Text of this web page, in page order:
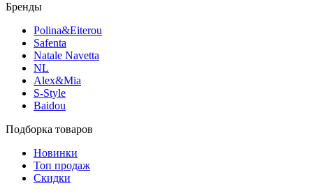
Бренды
Polina&Eiterou
Safenta
Natale Navetta
NL
Alex&Mia
S-Style
Baidou
Подборка товаров
Новинки
Топ продаж
Скидки